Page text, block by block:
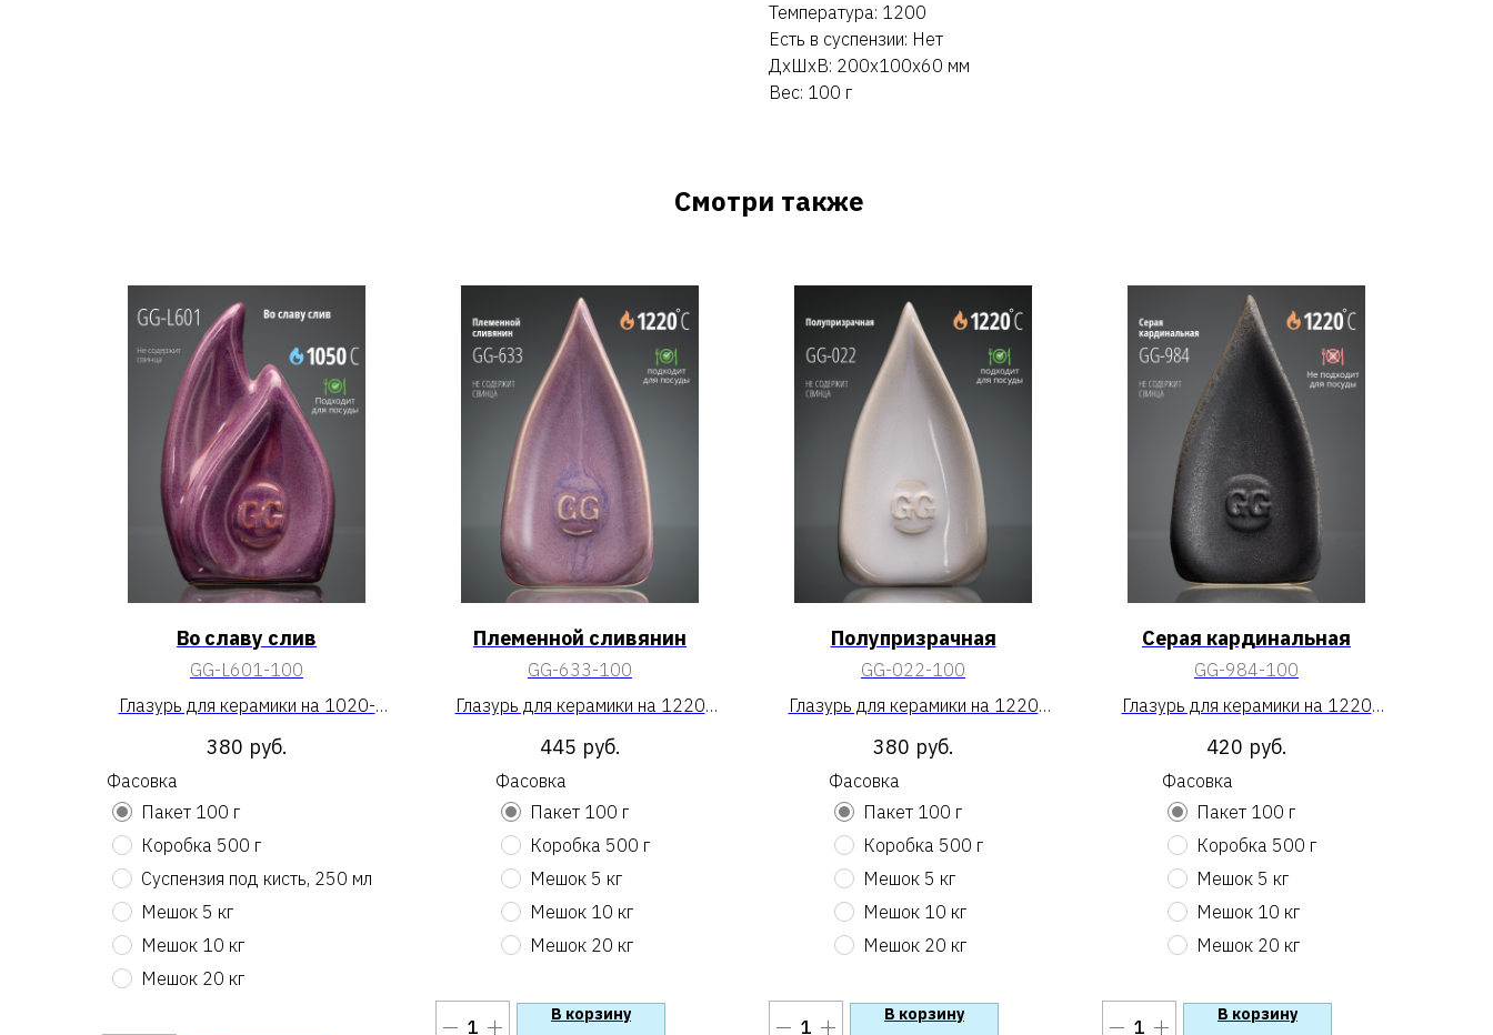
Температура: 1200
Есть в суспензии: Нет
ДxШxВ: 200x100x60 мм
Вес: 100 г
Смотри также
Во славу слив
GG-L601-100
Глазурь для керамики на 1020-
1080 «Во славу слив»
380 руб.
Фасовка
Пакет 100 г
Коробка 500 г
Суспензия под кисть, 250 мл
Мешок 5 кг
Мешок 10 кг
Мешок 20 кг
Племенной сливянин
GG-633-100
Глазурь для керамики на 1220
«Племенной сливянин»
445 руб.
Фасовка
Пакет 100 г
Коробка 500 г
Мешок 5 кг
Мешок 10 кг
Мешок 20 кг
В корзину
Полупризрачная
GG-022-100
Глазурь для керамики на 1220
«Полупризрачная»
380 руб.
Фасовка
Пакет 100 г
Коробка 500 г
Мешок 5 кг
Мешок 10 кг
Мешок 20 кг
В корзину
Серая кардинальная
GG-984-100
Глазурь для керамики на 1220
«Серая кардинальная»
420 руб.
Фасовка
Пакет 100 г
Коробка 500 г
Мешок 5 кг
Мешок 10 кг
Мешок 20 кг
В корзину